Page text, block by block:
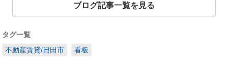
ブログ記事一覧を見る
タグ一覧
不動産賃貸/日田市
看板